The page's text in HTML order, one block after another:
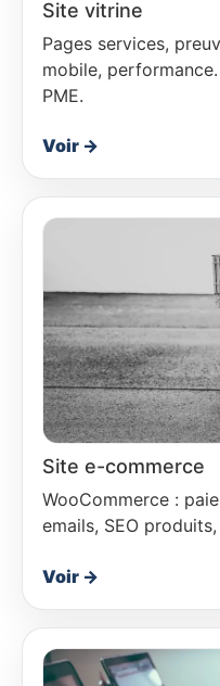
Site vitrine
Pages services,
mobile,
PME.
Voir →
Site e-commerce
WooCommerce :
emails, SEO
Voir →